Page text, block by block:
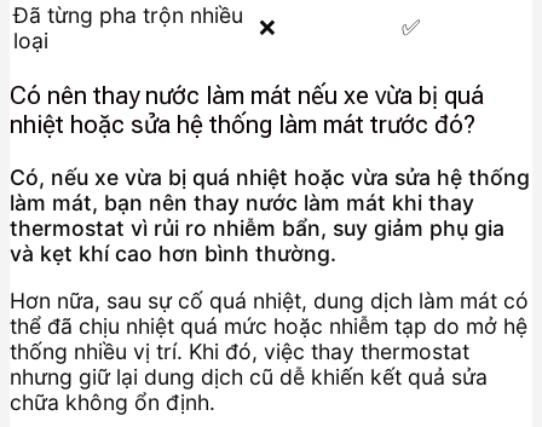
Đã từng pha trộn nhiều
loại
❌ ✅
Có nên thay nước làm mát nếu xe vừa bị quá
nhiệt hoặc sửa hệ thống làm mát trước đó?
Có, nếu xe vừa bị quá nhiệt hoặc vừa sửa hệ thống
làm mát, bạn nên thay nước làm mát khi thay
thermostat vì rủi ro nhiễm bẩn, suy giảm phụ gia
và kẹt khí cao hơn bình thường.
Hơn nữa, sau sự cố quá nhiệt, dung dịch làm mát có
thể đã chịu nhiệt quá mức hoặc nhiễm tạp do mở hệ
thống nhiều vị trí. Khi đó, việc thay thermostat
nhưng giữ lại dung dịch cũ dễ khiến kết quả sửa
chữa không ổn định.